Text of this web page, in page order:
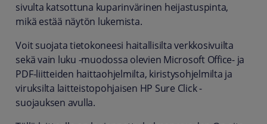
sivulta katsottuna kuparinvärinen heijastuspinta,
mikä estää näytön lukemista.
Voit suojata tietokoneesi haitallisilta verkkosivuilta
sekä vain luku -muodossa olevien Microsoft Office- ja
PDF-liitteiden haittaohjelmilta, kiristysohjelmilta ja
viruksilta laitteistopohjaisen HP Sure Click -
suojauksen avulla.